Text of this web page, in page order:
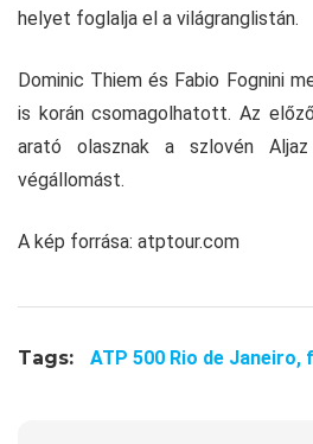
helyet foglalja el a világranglistán.
Dominic Thiem és Fabio Fognini
is korán csomagolhatott. Az
arató olasznak a szlovén
végállomást.
A kép forrása: atptour.com
Tags: ATP 500 Rio de Janeiro,